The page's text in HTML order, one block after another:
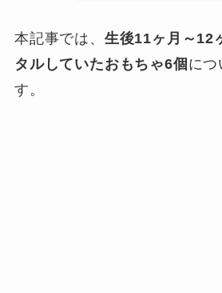
本記事では、 生後11ヶ月～12
タルしていたおもちゃ6個 につ
す。